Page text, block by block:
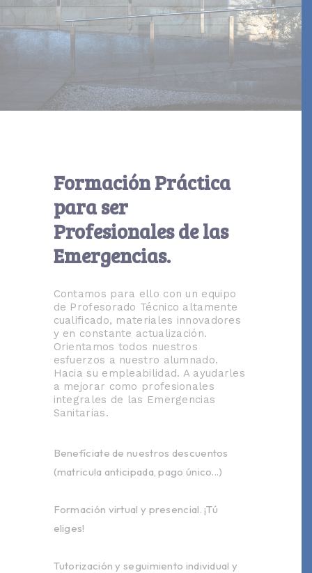
Formación Práctica
para ser
Profesionales de las
Emergencias.
Contamos para ello con un equipo
de Profesorado Técnico altamente
cualificado, materiales innovadores
y en constante actualización.
Orientamos todos nuestros
esfuerzos a nuestro alumnado.
Hacia su empleabilidad. A ayudarles
a mejorar como profesionales
integrales de las Emergencias
Sanitarias.
Benefíciate de nuestros descuentos
(matricula anticipada, pago único...)
Formación virtual y presencial. ¡Tú
eliges!
Tutorización y seguimiento individual y